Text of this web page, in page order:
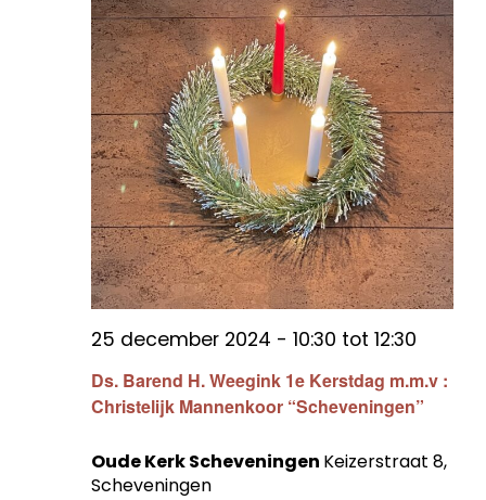
Ds. Barend H. Weegink 1e Kerstdag m.m.v :
Christelijk Mannenkoor “Scheveningen”
25 december 2024 - 10:30 tot 12:30
Oude Kerk Scheveningen Keizerstraat 8,
Scheveningen